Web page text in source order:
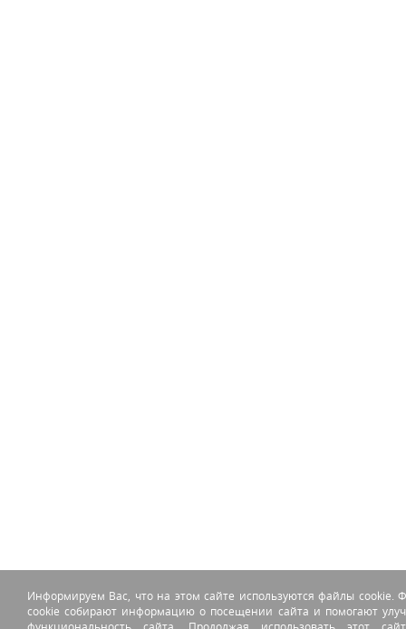
Информируем Вас, что на этом сайте используются файлы cookie.
cookie собирают информацию о посещении сайта и помогают